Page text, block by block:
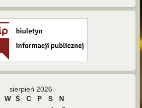
sierpień 2026
W Ś C P S
N